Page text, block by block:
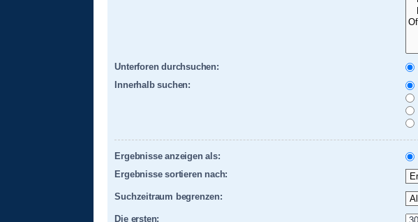
Unterforen durchsuchen:
Innerhalb suchen:
Ergebnisse anzeigen als:
Ergebnisse sortieren nach:
Suchzeitraum begrenzen:
Die ersten: